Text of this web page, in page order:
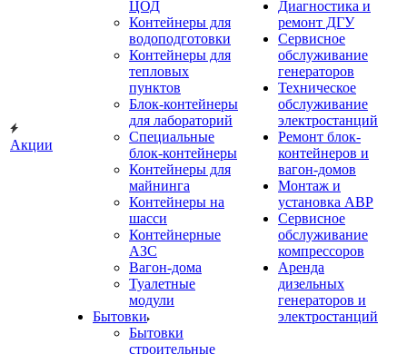
Акции
ЦОД
Контейнеры для
водоподготовки
Контейнеры для
тепловых
пунктов
Блок-контейнеры
для лабораторий
Специальные
блок-контейнеры
Контейнеры для
майнинга
Контейнеры на
шасси
Контейнерные
АЗС
Вагон-дома
Туалетные
модули
Бытовки
Бытовки
строительные
Диагностика и
ремонт ДГУ
Сервисное
обслуживание
генераторов
Техническое
обслуживание
электростанций
Ремонт блок-
контейнеров и
вагон-домов
Монтаж и
установка АВР
Сервисное
обслуживание
компрессоров
Аренда
дизельных
генераторов и
электростанций